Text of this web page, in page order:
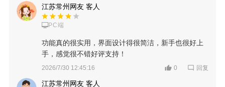
江苏常州网友 客人
PC端
功能真的很实用，界面设计得很简洁，新手也很好上
手，感觉很不错好评支持！
2026/7/30 12:45:16 0 回复
江苏常州网友 客人